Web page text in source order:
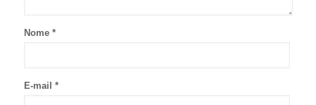
Nome *
E-mail *